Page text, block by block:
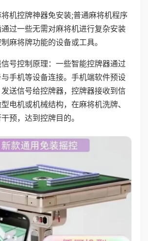
机控牌神器免安装;普通麻将机程序
过一些无需对麻将机进行复杂安装
麻将牌功能的设备或工具。
号控制原理：一些智能控牌器通过
手机等设备连接。手机端软件预设
送信号给控牌器，控牌器接收到信
电机或机械结构，在麻将机洗牌、
预，达到控牌目的。